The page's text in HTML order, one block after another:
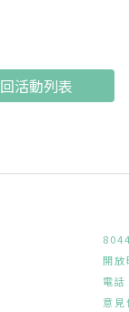
回活動列表
開
電
意見